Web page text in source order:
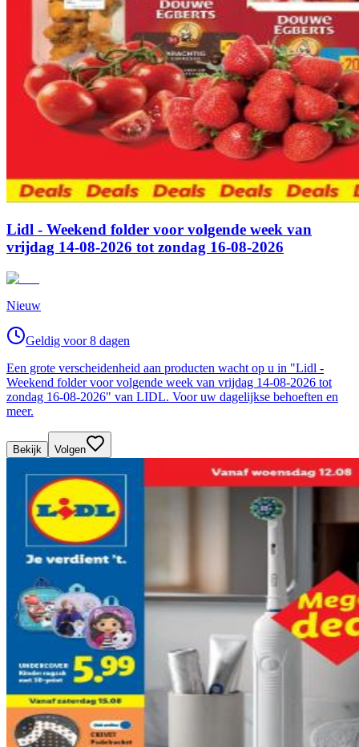
Lidl - Weekend folder voor volgende week van
vrijdag 14-08-2026 tot zondag 16-08-2026
Nieuw
Geldig voor 8 dagen
Een grote verscheidenheid aan producten wacht op u in "Lidl -
Weekend folder voor volgende week van vrijdag 14-08-2026 tot
zondag 16-08-2026" van LIDL. Voor uw dagelijkse behoeften en
meer.
Bekijk Volgen